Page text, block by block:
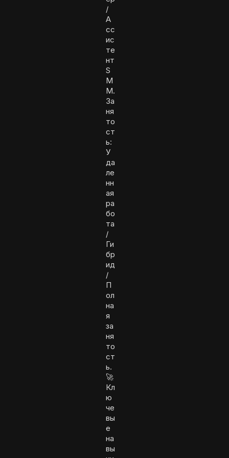
/
А
сс
ис
те
нт
S
M
M.
За
ня
то
ст
ь:
У
да
ле
нн
ая
ра
бо
та
/
Ги
бр
ид
/
П
ол
на
я
за
ня
то
ст
ь.
🚀
Кл
ю
че
вы
е
на
вы